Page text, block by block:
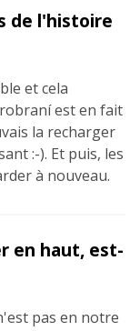
de l'histoire
et cela
est en fait
la recharger
:-). Et puis, les
à nouveau.
en haut, est-
pas en notre